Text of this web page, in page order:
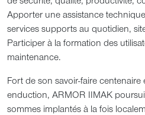
Apporter une assistance
services supports au quotidien,
Participer à la formation des
maintenance.
Fort de son savoir-faire
enduction, ARMOR IIMAK
sommes implantés à la fois